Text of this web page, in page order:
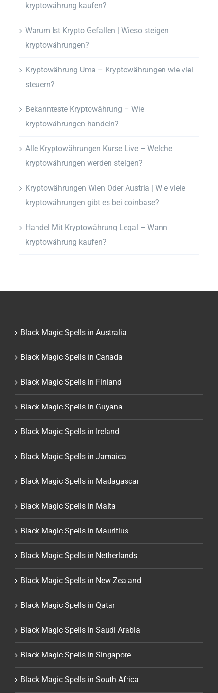
kryptowährung kaufen?
Warum Ist Krypto Gefallen | Wieso steigen
kryptowährungen?
Kryptowährung Uma – Kryptowährungen wie viel
steuern?
Bekannteste Kryptowährung – Wie
kryptowährungen handeln?
Alle Kryptowährungen Kurse Live – Welche
kryptowährungen werden steigen?
Kryptowährungen Wien Oder Austria | Wie viele
kryptowährungen gibt es bei coinbase?
Handel Mit Kryptowährung Legal – Wann
kryptowährung kaufen?
Black Magic Spells in Australia
Black Magic Spells in Canada
Black Magic Spells in Finland
Black Magic Spells in Guyana
Black Magic Spells in Ireland
Black Magic Spells in Jamaica
Black Magic Spells in Madagascar
Black Magic Spells in Malta
Black Magic Spells in Mauritius
Black Magic Spells in Netherlands
Black Magic Spells in New Zealand
Black Magic Spells in Qatar
Black Magic Spells in Saudi Arabia
Black Magic Spells in Singapore
Black Magic Spells in South Africa